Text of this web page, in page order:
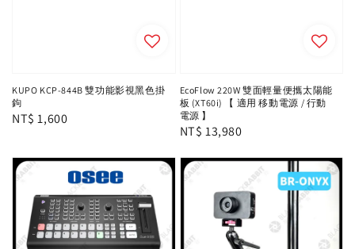
KUPO KCP-844B 雙功能影視黑色掛
鉤
Regular
NT$ 1,600
EcoFlow 220W 雙面輕量便攜太陽能
板 (XT60i) 【 適用 移動電源 / 行動
電源 】
Regular
NT$ 13,980